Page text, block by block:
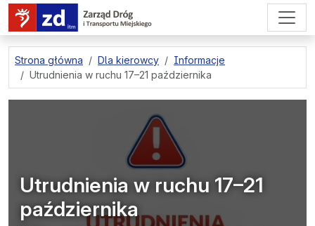
przejdź do treści strony
Strona główna Dla kierowcy
Informacje
Utrudnienia w ruchu 17–21 października
Utrudnienia w ruchu 17–21
października